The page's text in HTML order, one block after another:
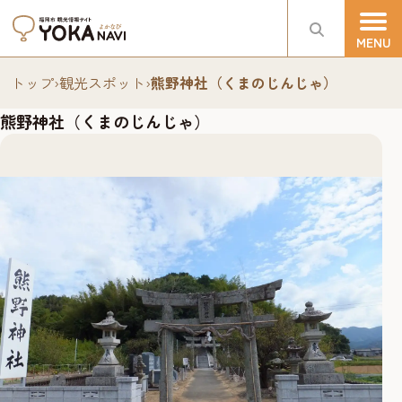
トップ›観光スポット›熊野神社（くまのじんじゃ）
熊野神社（くまのじんじゃ）